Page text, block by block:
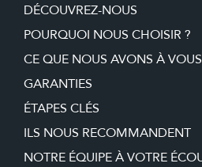
DÉCOUVREZ-NOUS
POURQUOI NOUS CHOISIR ?
CE QUE NOUS AVONS À
GARANTIES
ÉTAPES CLÉS
ILS NOUS RECOMMANDENT
NOTRE ÉQUIPE À VOTRE